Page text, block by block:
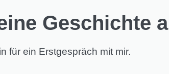
Geschichte
für ein Erstgespräch mit mir.